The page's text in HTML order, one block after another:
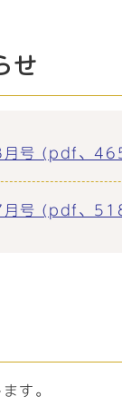
せ
月号 (pdf、
月号 (pdf、
す。